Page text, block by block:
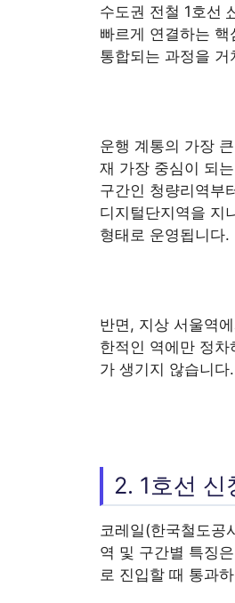
수도권 전철 1호선
빠르게 연결하는 핵
통합되는 과정을
운행 계통의 가장
재 가장 중심이 되
구간인 청량리역부
디지털단지역을 지
형태로 운영됩니다.
반면, 지상 서울역
한적인 역에만 정
가 생기지 않습니다.
2. 1호선
코레일(한국철도공
역 및 구간별 특징
로 진입할 때 통과